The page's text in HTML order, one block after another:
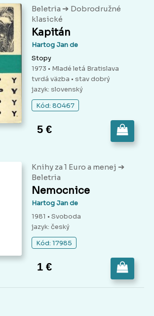
Beletria ➔ Dobrodružné
klasické
Kapitán
Hartog Jan de
Stopy
1973 • Mladé letá Bratislava
tvrdá väzba • stav dobrý
jazyk: slovenský
Kód: 80467
5 €
Knihy za 1 Euro a menej ➔
Beletria
Nemocnice
Hartog Jan de
1981 • Svoboda
jazyk: český
Kód: 17985
1 €